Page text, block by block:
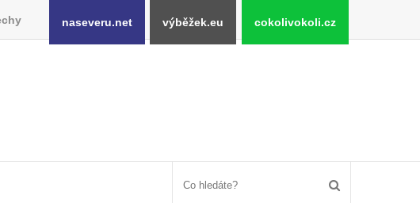
naseveru.net výběžek.eu cokolivokoli.cz